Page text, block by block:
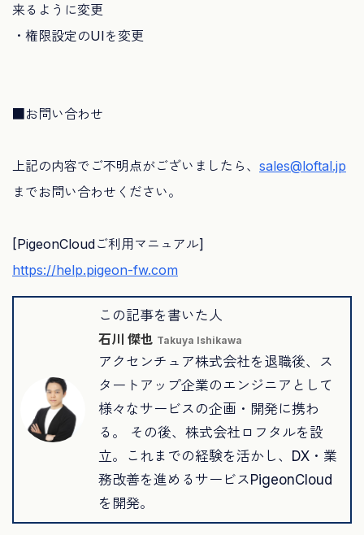
来るように変更
・権限設定のUIを変更
■お問い合わせ
上記の内容でご不明点がございましたら、 sales@loftal.jp
までお問い合わせください。
[PigeonCloudご利用マニュアル]
https://help.pigeon-fw.com
この記事を書いた人
石川 傑也 Takuya Ishikawa
アクセンチュア株式会社を退職後、ス
タートアップ企業のエンジニアとして
様々なサービスの企画・開発に携わ
る。 その後、株式会社ロフタルを設
立。これまでの経験を活かし、DX・業
務改善を進めるサービスPigeonCloud
を開発。